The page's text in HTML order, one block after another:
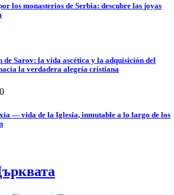
los monasterios de Serbia: descubre las joyas
Sarov: la vida ascética y la adquisición del
la verdadera alegría cristiana
— vida de la Iglesia, inmutable a lo largo de los